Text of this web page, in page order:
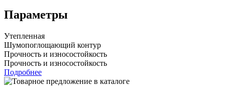
Параметры
Утепленная
Шумопоглощающий контур
Прочность и износостойкость
Прочность и износостойкость
Подробнее